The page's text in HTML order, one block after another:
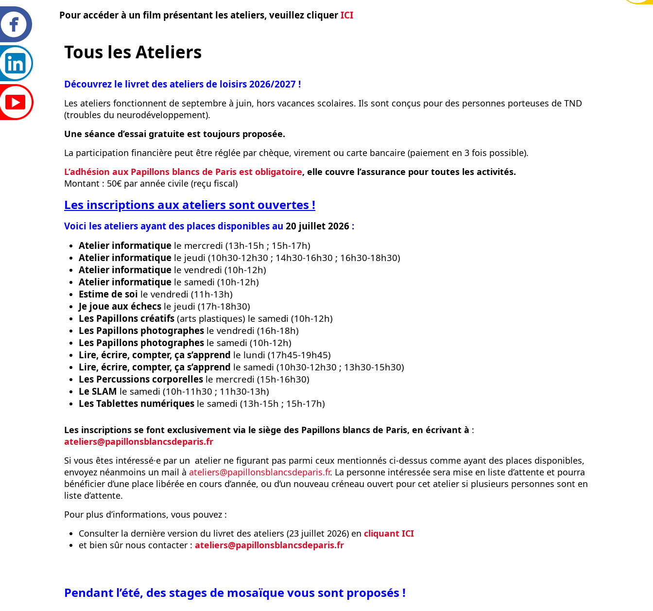
Pour accéder à un film présentant les ateliers, veuillez cliquer ICI
Tous les Ateliers
Découvrez le livret des ateliers de loisirs 2026/2027 !
Les ateliers fonctionnent de septembre à juin, hors vacances scolaires. Ils sont conçus pour des personnes porteuses de TND
(troubles du neurodéveloppement).
Une séance d’essai gratuite est toujours proposée.
La participation financière peut être réglée par chèque, virement ou carte bancaire (paiement en 3 fois possible).
L’adhésion aux Papillons blancs de Paris est obligatoire, elle couvre l’assurance pour toutes les activités.
Montant : 50€ par année civile (reçu fiscal)
Les inscriptions aux ateliers sont ouvertes !
Voici les ateliers ayant des places disponibles au 20 juillet 2026 :
Atelier informatique le mercredi (13h-15h ; 15h-17h)
Atelier informatique le jeudi (10h30-12h30 ; 14h30-16h30 ; 16h30-18h30)
Atelier informatique le vendredi (10h-12h)
Atelier informatique le samedi (10h-12h)
Estime de soi le vendredi (11h-13h)
Je joue aux échecs le jeudi (17h-18h30)
Les Papillons créatifs (arts plastiques) le samedi (10h-12h)
Les Papillons photographes le vendredi (16h-18h)
Les Papillons photographes le samedi (10h-12h)
Lire, écrire, compter, ça s’apprend le lundi (17h45-19h45)
Lire, écrire, compter, ça s’apprend le samedi (10h30-12h30 ; 13h30-15h30)
Les Percussions corporelles le mercredi (15h-16h30)
Le SLAM le samedi (10h-11h30 ; 11h30-13h)
Les Tablettes numériques le samedi (13h-15h ; 15h-17h)
Les inscriptions se font exclusivement via le siège des Papillons blancs de Paris, en écrivant à :
ateliers@papillonsblancsdeparis.fr
Si vous êtes intéressé·e par un atelier ne figurant pas parmi ceux mentionnés ci-dessus comme ayant des places disponibles,
envoyez néanmoins un mail à ateliers@papillonsblancsdeparis.fr. La personne intéressée sera mise en liste d’attente et pourra
bénéficier d’une place libérée en cours d’année, ou d’un nouveau créneau ouvert pour cet atelier si plusieurs personnes sont en
liste d’attente.
Pour plus d’informations, vous pouvez :
Consulter la dernière version du livret des ateliers (23 juillet 2026) en cliquant ICI
et bien sûr nous contacter : ateliers@papillonsblancsdeparis.fr
Pendant l’été, des stages de mosaïque vous sont proposés !